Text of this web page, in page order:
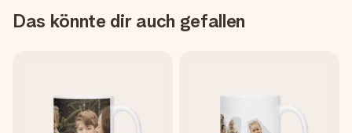
Das könnte dir auch gefallen